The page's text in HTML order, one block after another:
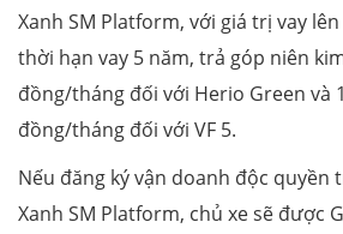
Xanh SM Platform, với giá trị vay
thời hạn vay 5 năm, trả góp niên
đồng/tháng đối với Herio Green và
đồng/tháng đối với VF 5.
Nếu đăng ký vận doanh độc quyền
Xanh SM Platform, chủ xe sẽ được